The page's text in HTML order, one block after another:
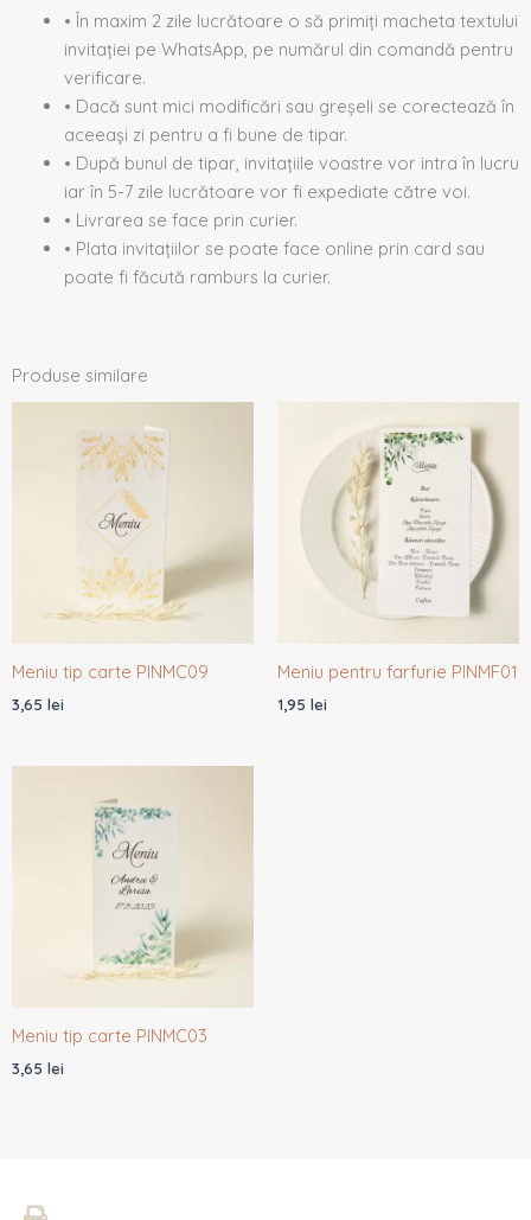
• În maxim 2 zile lucrătoare o să primiți macheta textului
invitației pe WhatsApp, pe numărul din comandă pentru
verificare.
• Dacă sunt mici modificări sau greșeli se corectează în
aceeași zi pentru a fi bune de tipar.
• După bunul de tipar, invitațiile voastre vor intra în lucru
iar în 5-7 zile lucrătoare vor fi expediate către voi.
• Livrarea se face prin curier.
• Plata invitațiilor se poate face online prin card sau
poate fi făcută ramburs la curier.
Produse similare
Meniu tip carte PINMC09
3,65 lei
Meniu pentru farfurie PINMF01
1,95 lei
Meniu tip carte PINMC03
3,65 lei